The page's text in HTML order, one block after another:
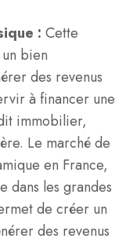
: Cette
bien
des revenus
à financer une
immobilier,
Le marché de
en France,
dans les grandes
de créer un
des revenus